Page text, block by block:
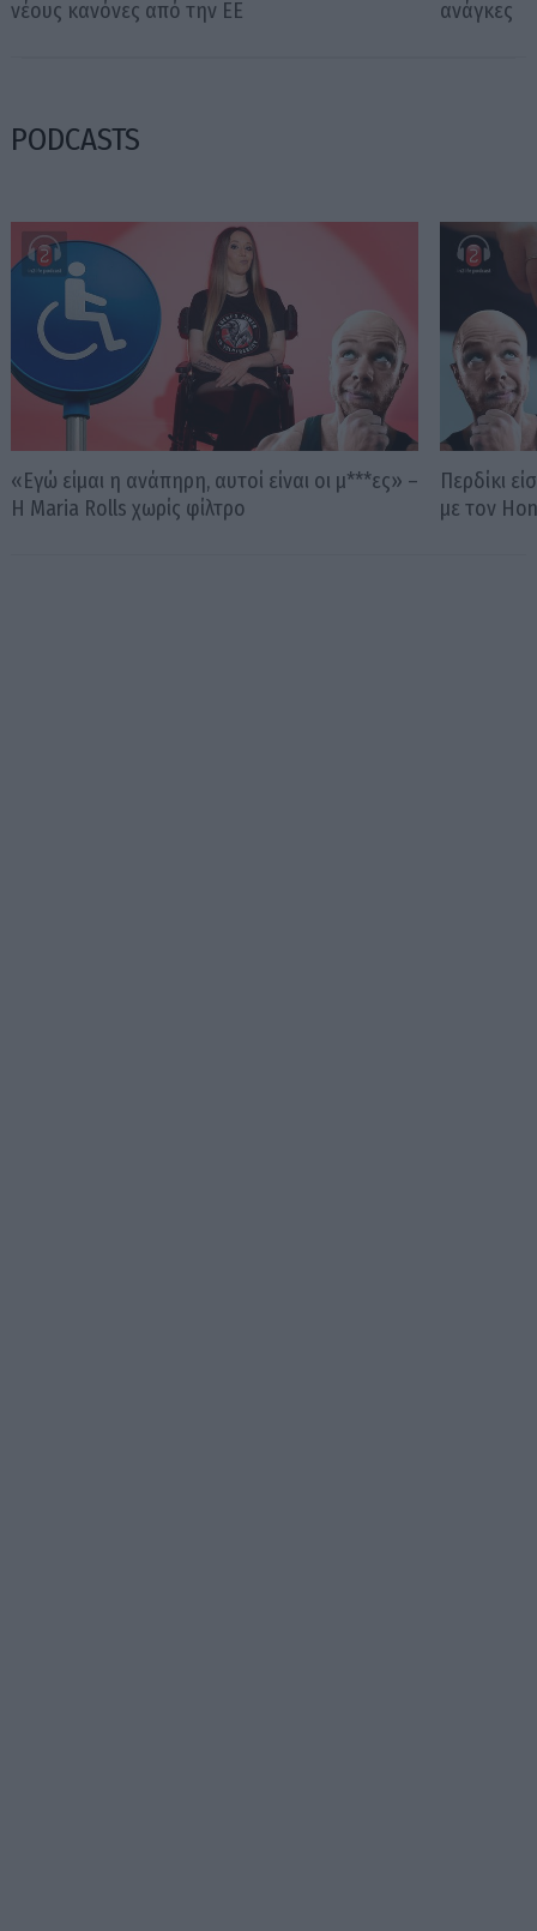
νέους κανόνες από την ΕΕ ανάγκες
PODCASTS
«Εγώ είμαι η ανάπηρη, αυτοί είναι οι μ***ες» –
Η Maria Rolls χωρίς φίλτρο
Περδίκι
με τον